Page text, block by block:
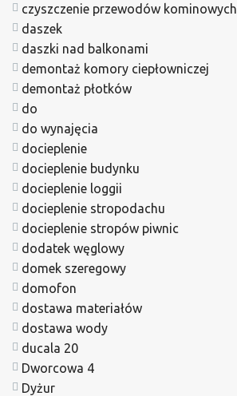
czyszczenie przewodów kominowych
daszek
daszki nad balkonami
demontaż komory ciepłowniczej
demontaż płotków
do
do wynajęcia
docieplenie
docieplenie budynku
docieplenie loggii
docieplenie stropodachu
docieplenie stropów piwnic
dodatek węglowy
domek szeregowy
domofon
dostawa materiałów
dostawa wody
ducala 20
Dworcowa 4
Dyżur